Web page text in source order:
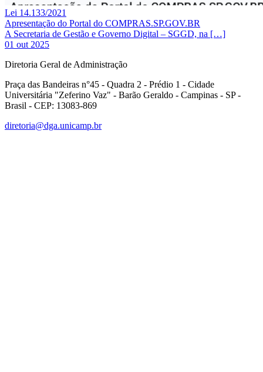
Lei 14.133/2021
Apresentação do Portal do COMPRAS.SP.GOV.BR
A Secretaria de Gestão e Governo Digital – SGGD, na […]
01 out 2025
Diretoria Geral de Administração
Praça das Bandeiras n°45 - Quadra 2 - Prédio 1 - Cidade
Universitária "Zeferino Vaz" - Barão Geraldo - Campinas - SP -
Brasil - CEP: 13083-869
diretoria@dga.unicamp.br